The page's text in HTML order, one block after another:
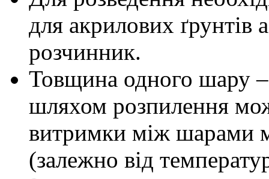
для акрилових ґрунтів
розчинник.
Товщина одного шару
шляхом розпилення
витримки між шарами
(залежно від